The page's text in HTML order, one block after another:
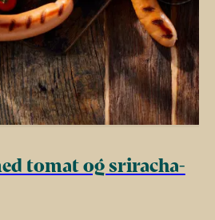
tomat og sriracha-